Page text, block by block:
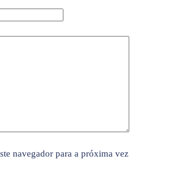
navegador para a próxima vez